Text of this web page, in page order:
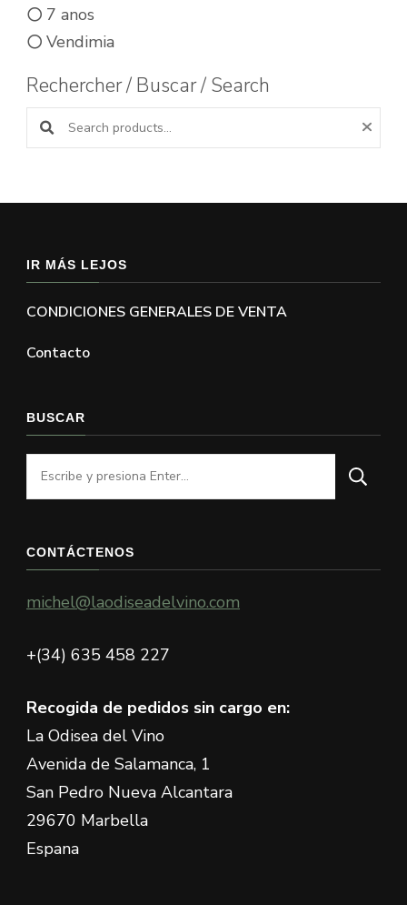
7 anos
Vendimia
Rechercher / Buscar / Search
Buscar productos:
IR MÁS LEJOS
CONDICIONES GENERALES DE VENTA
Contacto
BUSCAR
¿Buscas
algo?
CONTÁCTENOS
michel@laodiseadelvino.com
+(34) 635 458 227
Recogida de pedidos sin cargo en:
La Odisea del Vino
Avenida de Salamanca, 1
San Pedro Nueva Alcantara
29670 Marbella
Espana